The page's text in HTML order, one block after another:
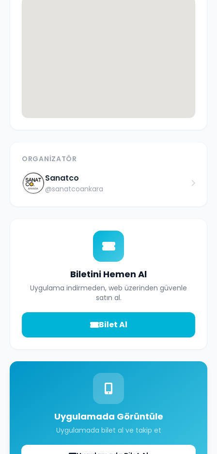
ORGANIZATÖR
Sanatco
@sanatcoankara
Biletini Hemen Al
Uygulama indirmeden, web üzerinden güvenle
satın al.
Bilet Al
Uygulamada Görüntüle
Uygulamada bilet al ve takip et